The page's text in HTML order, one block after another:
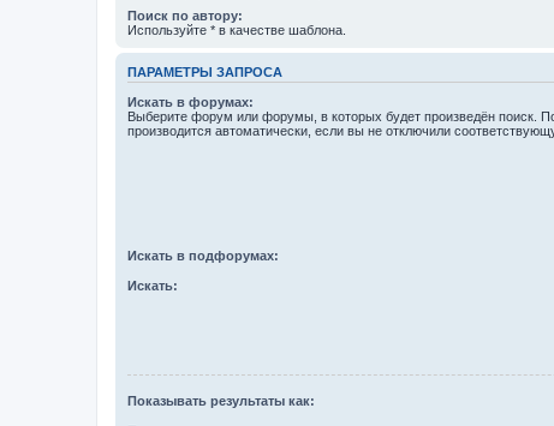
Поиск по автору:
Используйте * в качестве шаблона.
ПАРАМЕТРЫ ЗАПРОСА
Искать в форумах:
Выберите форум или форумы, в которых будет произведён поиск.
производится автоматически, если вы не отключили
Искать в подфорумах:
Искать:
Показывать результаты как: